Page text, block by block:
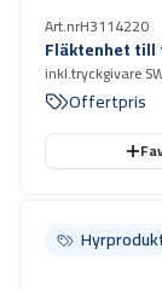
Art.nrH3114220
Fläktenhet
inkl.tryckgivare
Offertpris